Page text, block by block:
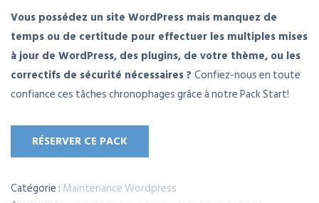
Vous possédez un site WordPress mais manquez de
temps ou de certitude pour effectuer les multiples mises
à jour de WordPress, des plugins, de votre thème, ou les
correctifs de sécurité nécessaires ? Confiez-nous en toute
confiance ces tâches chronophages grâce à notre Pack Start!
RÉSERVER CE PACK
Catégorie : Maintenance Wordpress